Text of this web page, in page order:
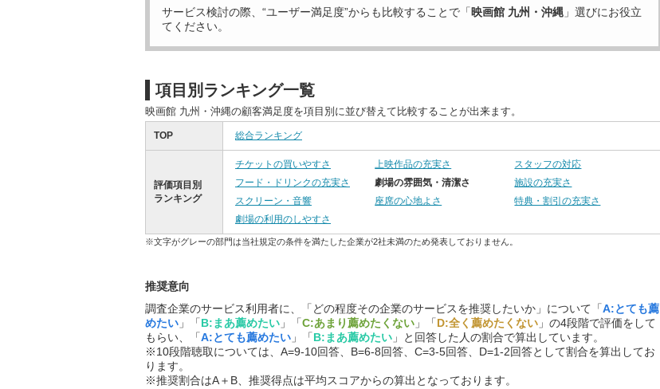
サービス検討の際、“ユーザー満足度”からも比較することで「映画館 九州・沖縄 」選びにお役立
てください。
項目別ランキング一覧
映画館 九州・沖縄の顧客満足度を項目別に並び替えて比較することが出来ます。
TOP 総合ランキング
評価項目別
ランキング
チケットの買いやすさ 上映作品の充実さ
スタッフの対応
フード・ドリンクの充実さ
劇場の雰囲気・清潔さ
施設の充実さ
スクリーン・音響
座席の心地よさ
特典・割引の充実さ
劇場の利用のしやすさ
※文字がグレーの部門は当社規定の条件を満たした企業が2社未満のため発表しておりません。
推奨意向
調査企業のサービス利用者に、「どの程度その企業のサービスを推奨したいか」について「A:とても薦
めたい 」「B:まあ薦めたい 」「C:あまり薦めたくない 」「D:全く薦めたくない 」の4段階で評価をして
もらい、「A:とても薦めたい 」「B:まあ薦めたい 」と回答した人の割合で算出しています。
※10段階聴取については、A=9-10回答、B=6-8回答、C=3-5回答、D=1-2回答として割合を算出してお
ります。
※推奨割合はA＋B、推奨得点は平均スコアからの算出となっております。